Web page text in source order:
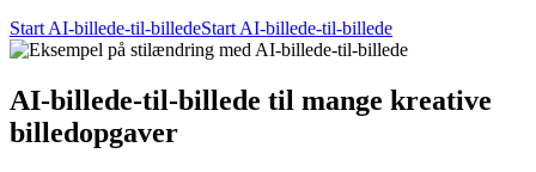
Start AI-billede-til-billedeStart AI-billede-til-billede
AI-billede-til-billede til mange kreative
billedopgaver